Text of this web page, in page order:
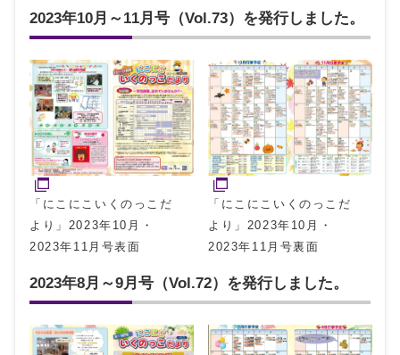
2023年10月～11月号（Vol.73）を発行しました。
「にこにこいくのっこだ
より」2023年10月・
2023年11月号表面
「にこにこいくのっこだ
より」2023年10月・
2023年11月号裏面
2023年8月～9月号（Vol.72）を発行しました。